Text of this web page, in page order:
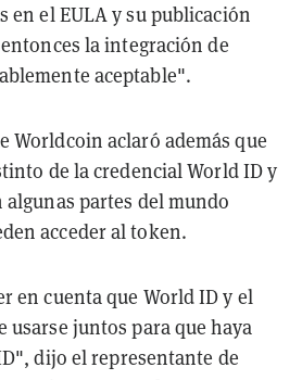
en el EULA y su publicación
la integración de
aceptable".
Worldcoin aclaró además que
de la credencial World ID y
algunas partes del mundo
acceder al token.
en cuenta que World ID y el
juntos para que haya
dijo el representante de